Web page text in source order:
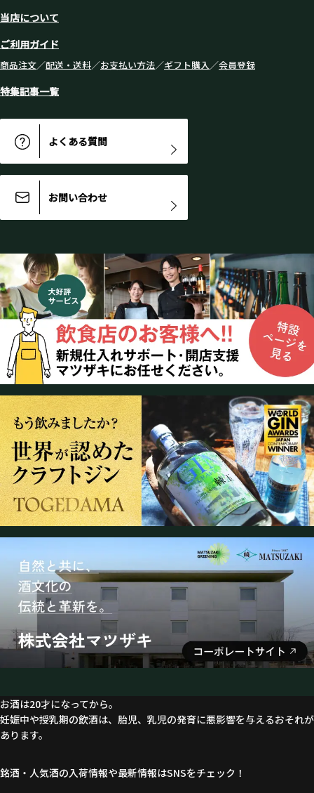
当店について
ご利用ガイド
商品注文／配送・送料／お支払い方法／ギフト購入 ／会員登録
特集記事一覧
よくある質問
お問い合わせ
お酒は20才になってから。
妊娠中や授乳期の飲酒は、胎児、乳児の発育に悪影響を与えるおそれが
あります。
銘酒・人気酒の入荷情報や最新情報はSNSをチェック！